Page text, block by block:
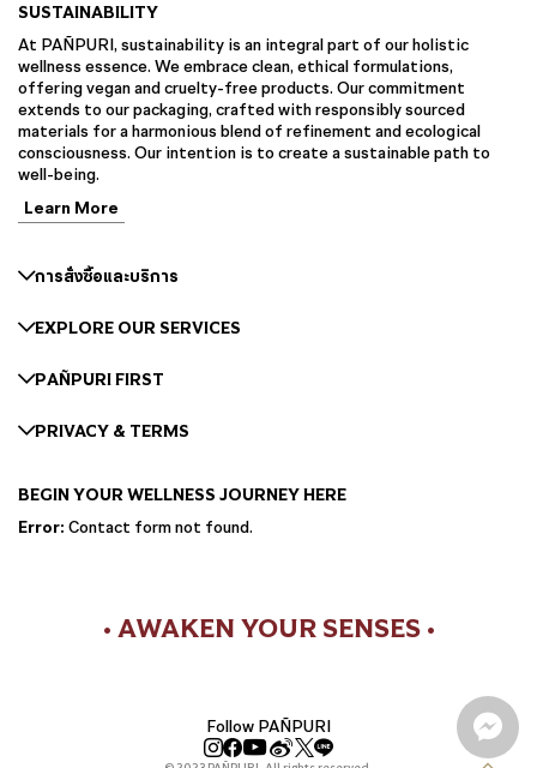
SUSTAINABILITY
At PAÑPURI, sustainability is an integral part of our holistic
wellness essence. We embrace clean, ethical formulations,
offering vegan and cruelty-free products. Our commitment
extends to our packaging, crafted with responsibly sourced
materials for a harmonious blend of refinement and ecological
consciousness. Our intention is to create a sustainable path to
well-being.
Learn More
การสั่งซื้อและบริการ
EXPLORE OUR SERVICES
PAÑPURI FIRST
PRIVACY & TERMS
BEGIN YOUR WELLNESS JOURNEY HERE
Error:Contact form not found.
• AWAKEN YOUR SENSES •
Follow PAÑPURI